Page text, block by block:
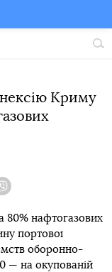
Криму
80% нафтогазових
портової
оборонно-
— на окупованій